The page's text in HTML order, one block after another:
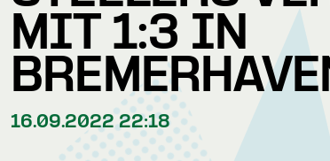
MIT 1:3 IN
16.09.2022 22:18